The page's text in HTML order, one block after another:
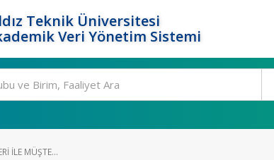
Teknik Üniversitesi
Veri Yönetim Sistemi
ILE MÜŞTE...